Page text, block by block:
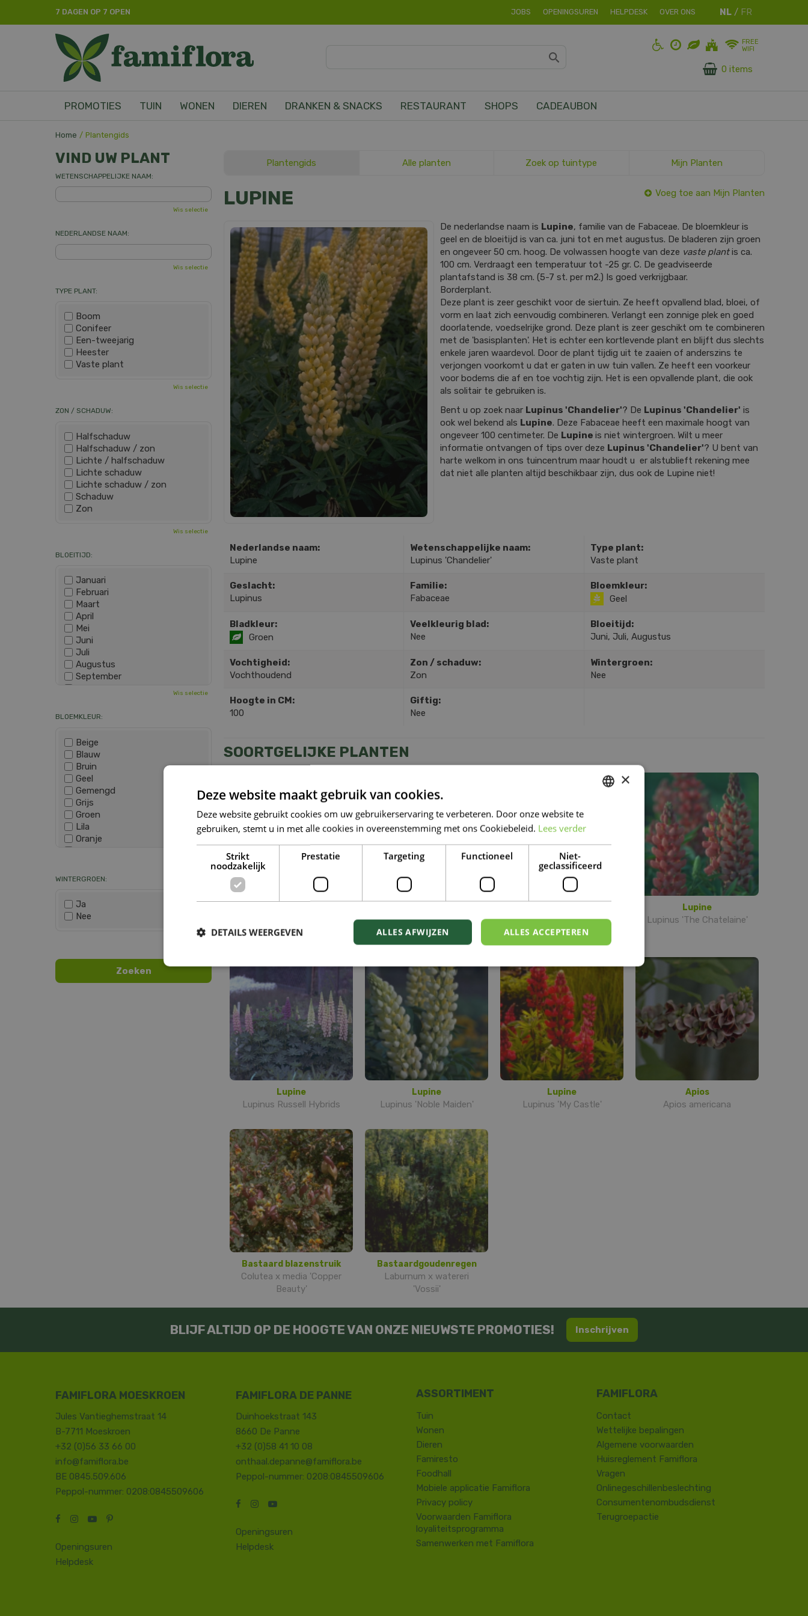
Home Plantengids
7 DAGEN OP 7 OPEN JOBS OPENINGSUREN HELPDESK OVER ONS
FREE
WIFI
0 items
PROMOTIES TUIN WONEN DIEREN DRANKEN & SNACKS RESTAURANT SHOPS CADEAUBON
Plantengids Alle planten Zoek op tuintype Mijn Planten
LUPINE Voeg toe aan Mijn Planten
De nederlandse naam is Lupine, familie van de Fabaceae. De bloemkleur is
geel en de bloeitijd is van ca. juni tot en met augustus. De bladeren zijn groen
en ongeveer 50 cm. hoog. De volwassen hoogte van deze vaste plantis ca.
100 cm. Verdraagt een temperatuur tot -25 gr. C. De geadviseerde
plantafstand is 38 cm. (5-7 st. per m2.) Is goed verkrijgbaar.
Borderplant.
Deze plant is zeer geschikt voor de siertuin. Ze heeft opvallend blad, bloei, of
vorm en laat zich eenvoudig combineren. Verlangt een zonnige plek en goed
doorlatende, voedselrijke grond. Deze plant is zeer geschikt om te combineren
met de 'basisplanten'. Het is echter een kortlevende plant en blijft dus slechts
enkele jaren waardevol. Door de plant tijdig uit te zaaien of anderszins te
verjongen voorkomt u dat er gaten in uw tuin vallen. Ze heeft een voorkeur
voor bodems die af en toe vochtig zijn. Het is een opvallende plant, die ook
als solitair te gebruiken is.
Bent u op zoek naar Lupinus 'Chandelier'? De Lupinus 'Chandelier' is
ook wel bekend als Lupine. Deze Fabaceae heeft een maximale hoogt van
ongeveer 100 centimeter. De Lupine is niet wintergroen. Wilt u meer
informatie ontvangen of tips over deze Lupinus 'Chandelier'? U bent van
harte welkom in ons tuincentrum maar houdt u er alstublieft rekening mee
dat niet alle planten altijd beschikbaar zijn, dus ook de Lupine niet!
Nederlandse naam:
Lupine
Wetenschappelijke naam:
Lupinus 'Chandelier'
Type plant:
Vaste plant
Geslacht:
Lupinus
Familie:
Fabaceae
Bloemkleur:
Geel
Bladkleur:
Groen
Veelkleurig blad:
Nee
Bloeitijd:
Juni, Juli, Augustus
Vochtigheid:
Vochthoudend
Zon / schaduw:
Zon
Wintergroen:
Nee
Hoogte in CM:
100
Giftig:
Nee
SOORTGELIJKE PLANTEN
Spire'
Lupinus 'Thundercloud' Lupinus 'The Governor'
Lupine
Lupinus 'The Chatelaine'
Lupine
Lupinus Russell Hybrids
Lupine
Lupinus 'Noble Maiden'
Lupine
Lupinus 'My Castle'
Apios
Apios americana
Bastaard blazenstruik
Colutea x media 'Copper
Beauty'
Bastaardgoudenregen
Laburnum x watereri
'Vossii'
VIND UW PLANT
WETENSCHAPPELIJKE NAAM:
Wis selectie
NEDERLANDSE NAAM:
Wis selectie
TYPE PLANT:
Boom
Conifeer
Een-tweejarig
Heester
Vaste plant
Wis selectie
ZON / SCHADUW:
Halfschaduw
Halfschaduw / zon
Lichte / halfschaduw
Lichte schaduw
Lichte schaduw / zon
Schaduw
Zon
Wis selectie
BLOEITIJD:
Januari
Februari
Maart
April
Mei
Juni
Juli
Augustus
September
December
Wis selectie
BLOEMKLEUR:
Beige
Blauw
Bruin
Geel
Gemengd
Grijs
Groen
Lila
Oranje
Roze
Zwart
WINTERGROEN:
Ja
Nee
Wis selectie
BLIJF ALTIJD OP DE HOOGTE VAN ONZE NIEUWSTE PROMOTIES! Inschrijven
FAMIFLORA MOESKROEN
Jules Vantieghemstraat 14
B-7711 Moeskroen
+32 (0)56 33 66 00
info@famiflora.be
BE 0845.509.606
Peppol-nummer: 0208:0845509606
Openingsuren
Helpdesk
FAMIFLORA DE PANNE
Duinhoekstraat 143
8660 De Panne
+32 (0)58 41 10 08
onthaal.depanne@famiflora.be
Peppol-nummer: 0208:0845509606
Openingsuren
Helpdesk
Tuin
Wonen
Dieren
Famiresto
Foodhall
Mobiele applicatie Famiflora
Privacy policy
Voorwaarden Famiflora
loyaliteitsprogramma
Samenwerken met Famiflora
Contact
​Wettelijke bepalingen
Algemene voorwaarden
Huisreglement Famiflora
Vragen
Onlinegeschillenbeslechting
Consumentenombudsdienst
Terugroepactie
×
Deze website maakt gebruik van cookies.
Deze website gebruikt cookies om uw gebruikerservaring te verbeteren. Door onze website te
gebruiken, stemt u in met alle cookies in overeenstemming met ons Cookiebeleid. Lees verder
Strikt
noodzakelijk
Prestatie Targeting Functioneel
Niet-
geclassificeerd
ALLES ACCEPTEREN
ALLES AFWIJZEN
DETAILS WEERGEVEN